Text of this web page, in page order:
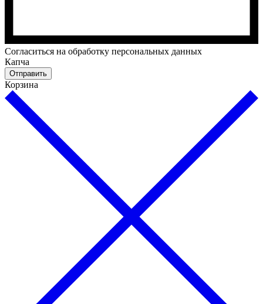
Cогласиться на обработку персональных данных
Капча
Отправить
Корзина